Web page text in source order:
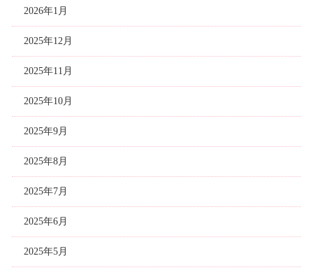
2026年1月
2025年12月
2025年11月
2025年10月
2025年9月
2025年8月
2025年7月
2025年6月
2025年5月